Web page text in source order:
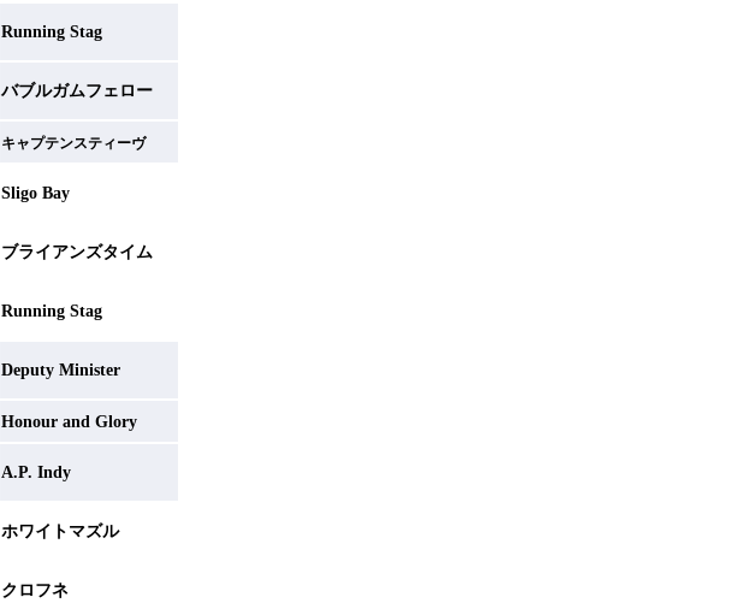
Running Stag
バブルガムフェロー
キャプテンスティーヴ
Sligo Bay
ブライアンズタイム
Running Stag
Deputy Minister
Honour and Glory
A.P. Indy
ホワイトマズル
クロフネ